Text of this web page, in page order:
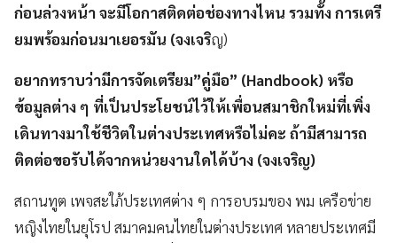
ก่อนล่วงหน้า จะมีโอกาสติดต่อช่องทางไหน รวมทั้ง การเตรี
ยมพร้อมก่อนมาเยอรมัน (จงเจริญ)
อยากทราบว่ามีการจัดเตรียม”คู่มือ” (Handbook) หรือ
ข้อมูลต่าง ๆ ที่เป็นประโยชน์ไว้ให้เพื่อนสมาชิกใหม่ที่เพิ่ง
เดินทางมาใช้ชีวิตในต่างประเทศหรือไม่คะ ถ้ามีสามารถ
ติดต่อขอรับได้จากหน่วยงานใดได้บ้าง (จงเจริญ)
สถานทูต เพจสะใภ้ประเทศต่าง ๆ การอบรมของ พม เครือข่าย
หญิงไทยในยุโรป สมาคมคนไทยในต่างประเทศ หลายประเทศมี